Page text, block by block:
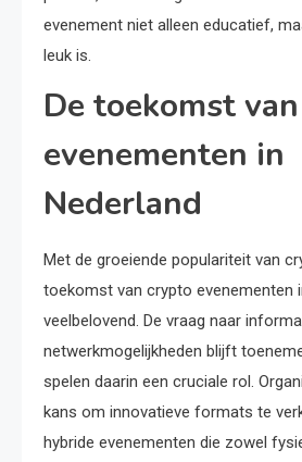
evenement niet alleen educatief,
leuk is.
De toekomst
evenementen in
Nederland
Met de groeiende populariteit van
toekomst van crypto evenementen
veelbelovend. De vraag naar
netwerkmogelijkheden blijft
spelen daarin een cruciale rol.
kans om innovatieve formats te
hybride evenementen die zowel